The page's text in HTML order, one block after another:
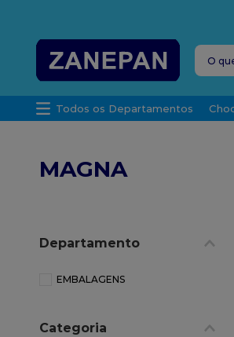
O
Todos os Departamentos
MAGNA
Departamento
EMBALAGENS
Categoria